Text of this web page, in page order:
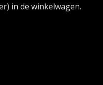
in de winkelwagen.